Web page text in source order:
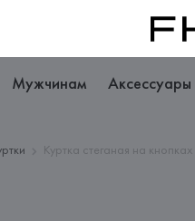
Мужчинам Аксессуары
Куртка стеганая на кнопках